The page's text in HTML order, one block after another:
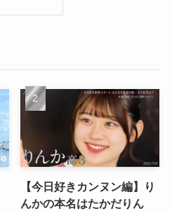
【今日好きカンヌン編】り
んかの本名はたかだりん